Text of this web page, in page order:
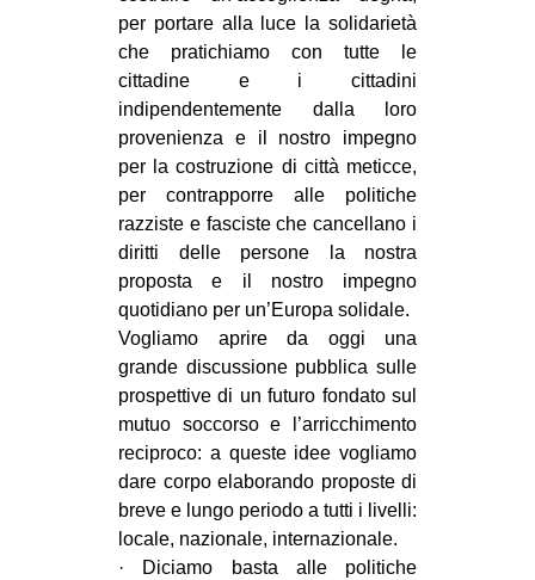
per portare alla luce la solidarietà
che pratichiamo con tutte le
cittadine e i cittadini
indipendentemente dalla loro
provenienza e il nostro impegno
per la costruzione di città meticce,
per contrapporre alle politiche
razziste e fasciste che cancellano i
diritti delle persone la nostra
proposta e il nostro impegno
quotidiano per un’Europa solidale.
Vogliamo aprire da oggi una
grande discussione pubblica sulle
prospettive di un futuro fondato sul
mutuo soccorso e l’arricchimento
reciproco: a queste idee vogliamo
dare corpo elaborando proposte di
breve e lungo periodo a tutti i livelli:
locale, nazionale, internazionale.
· Diciamo basta alle politiche